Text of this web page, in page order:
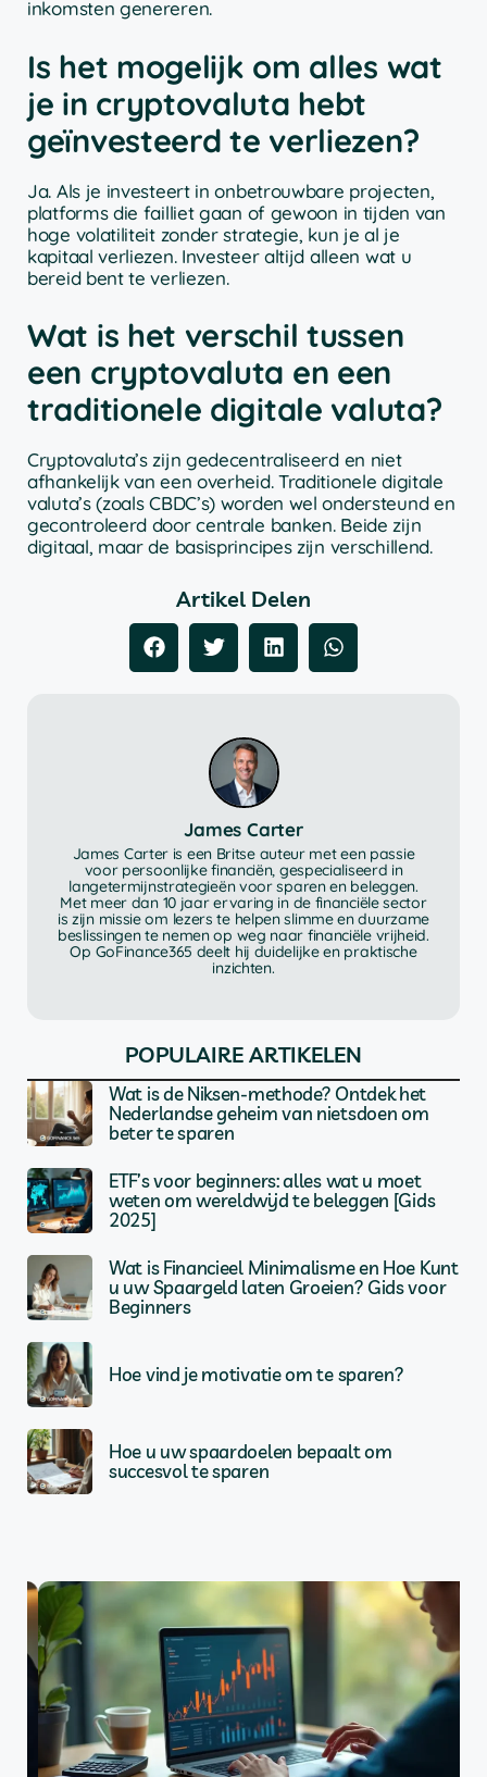
inkomsten genereren.
Is het mogelijk om alles wat
je in cryptovaluta hebt
geïnvesteerd te verliezen?
Ja. Als je investeert in onbetrouwbare projecten,
platforms die failliet gaan of gewoon in tijden van
hoge volatiliteit zonder strategie, kun je al je
kapitaal verliezen. Investeer altijd alleen wat u
bereid bent te verliezen.
Wat is het verschil tussen
een cryptovaluta en een
traditionele digitale valuta?
Cryptovaluta’s zijn gedecentraliseerd en niet
afhankelijk van een overheid. Traditionele digitale
valuta’s (zoals CBDC’s) worden wel ondersteund en
gecontroleerd door centrale banken. Beide zijn
digitaal, maar de basisprincipes zijn verschillend.
Artikel Delen
James Carter
James Carter is een Britse auteur met een passie
voor persoonlijke financiën, gespecialiseerd in
langetermijnstrategieën voor sparen en beleggen.
Met meer dan 10 jaar ervaring in de financiële sector
is zijn missie om lezers te helpen slimme en duurzame
beslissingen te nemen op weg naar financiële vrijheid.
Op GoFinance365 deelt hij duidelijke en praktische
inzichten.
POPULAIRE ARTIKELEN
Wat is de Niksen-methode? Ontdek het
Nederlandse geheim van nietsdoen om
beter te sparen
ETF’s voor beginners: alles wat u moet
weten om wereldwijd te beleggen [Gids
2025]
Wat is Financieel Minimalisme en Hoe Kunt
u uw Spaargeld laten Groeien? Gids voor
Beginners
Hoe vind je motivatie om te sparen?
Hoe u uw spaardoelen bepaalt om
succesvol te sparen